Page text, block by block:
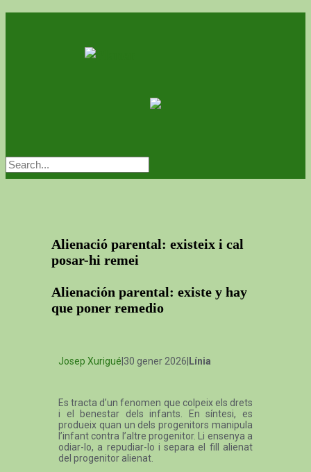
Alienació parental: existeix i cal
posar-hi remei
Alienación parental: existe y hay
que poner remedio
Josep Xurigué |30 gener 2026| Línia
Es tracta d’un fenomen que colpeix els drets
i el benestar dels infants. En síntesi, es
produeix quan un dels progenitors manipula
l’infant contra l’altre progenitor. Li ensenya a
odiar-lo, a repudiar-lo i separa el fill alienat
del progenitor alienat.